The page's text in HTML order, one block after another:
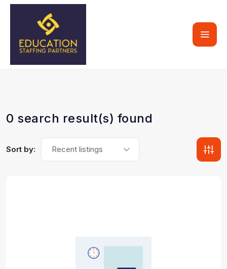
0 search result(s) found
Sort by: Recent listings